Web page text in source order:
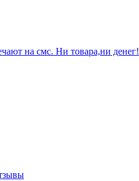
на смс. Ни товара,ни